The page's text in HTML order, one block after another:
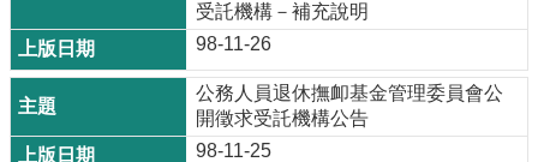
受託機構－補充說明
98-11-26
公務人員退休撫卹基金管理委員會公
開徵求受託機構公告
98-11-25